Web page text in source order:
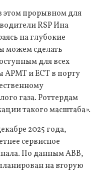
этом прорывном для
RSP Ина
на глубокие
можем сделать
для всех
и ECT в порту
газа. Роттердам
такого масштаба».
2025 года,
сервисное
По данным ABB,
на вторую